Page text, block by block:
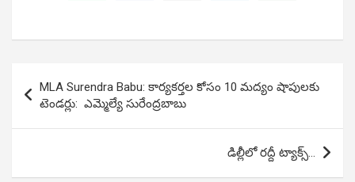
navigation
MLA Surendra Babu: కార్య‌క‌ర్త‌ల కోసం 10 మద్యం షాపులకు
టెండ‌ర్లు: ఎమ్మెల్యే సురేంద్రబాబు
డిల్లీలో రద్దీ ట్యాక్స్…